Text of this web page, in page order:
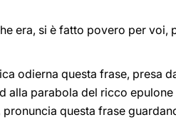
era, si è fatto povero per
odierna questa frase, presa
alla parabola del ricco
questa frase